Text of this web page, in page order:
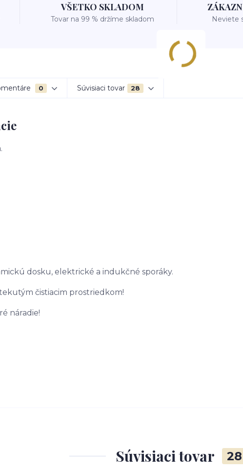
VŠETKO SKLADOM
Tovar na 99 % držíme skladom Neviete
0 Súvisiaci tovar 28
dosku, elektrické a indukčné sporáky.
čistiacim prostriedkom!
náradie!
Súvisiaci tovar 28